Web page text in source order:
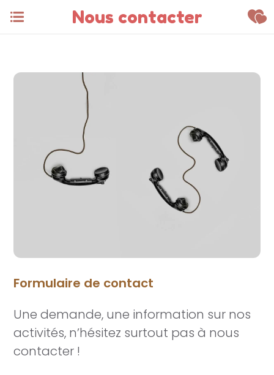
Nous contacter
Formulaire de contact
Une demande, une information sur nos
activités, n’hésitez surtout pas à nous
contacter !